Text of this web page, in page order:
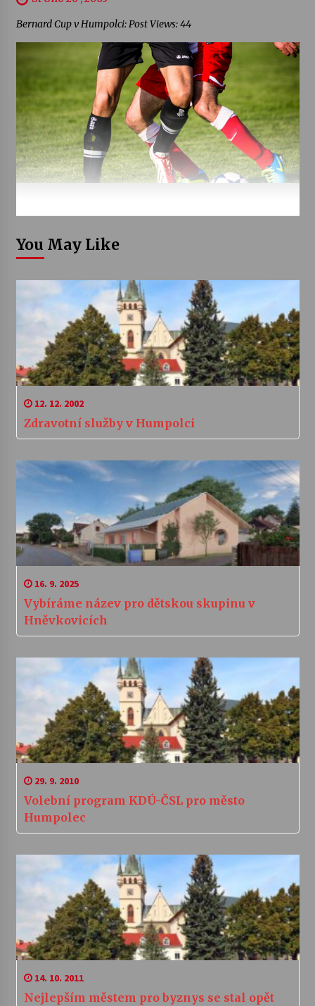
Bernard Cup v Humpolci: Post Views: 44
You May Like
12. 12. 2002
Zdravotní služby v Humpolci
16. 9. 2025
Vybíráme název pro dětskou skupinu v
Hněvkovicích
29. 9. 2010
Volební program KDÚ-ČSL pro město
Humpolec
14. 10. 2011
Nejlepším městem pro byznys se stal opět